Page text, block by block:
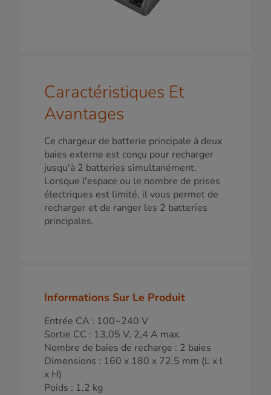
Caractéristiques Et
Avantages
Ce chargeur de batterie principale à deux
baies externe est conçu pour recharger
jusqu'à 2 batteries simultanément.
Lorsque l'espace ou le nombre de prises
électriques est limité, il vous permet de
recharger et de ranger les 2 batteries
principales.
Informations Sur Le Produit
Entrée CA : 100~240 V
Sortie CC : 13,05 V, 2,4 A max.
Nombre de baies de recharge : 2 baies
Dimensions : 160 x 180 x 72,5 mm (L x l
x H)
Poids : 1,2 kg